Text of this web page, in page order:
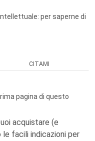
per saperne di
CITAMI
pagina di questo
acquistare (e
facili indicazioni per